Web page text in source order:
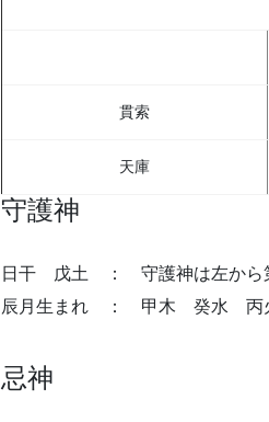
貫索
天庫
守護神
日干 戊土 ： 守護神は左から第
辰月生まれ ： 甲木 癸水 丙
忌神